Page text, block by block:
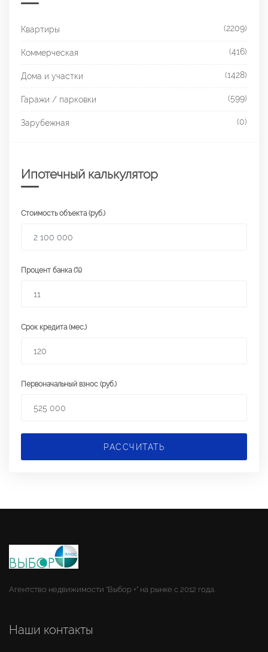
Квартиры (2209)
Коммерческая (416)
Дома и участки (1428)
Гаражи / парковки (599)
Зарубежная (0)
Ипотечный калькулятор
Стоимость объекта (руб.)
Процент банка (%)
Срок кредита (мес.)
Первоначальный взнос (руб.)
РАССЧИТАТЬ
Агентство недвижимости "Выбор +" на рынке с 2012 года.
Наши контакты